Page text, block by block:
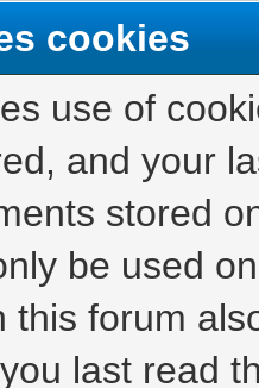
cookies
use of
and your
stored
be used
this forum
last read